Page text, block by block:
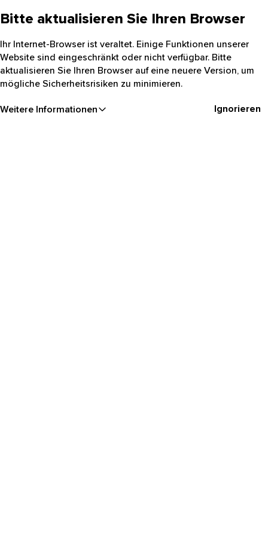
Bitte aktualisieren Sie Ihren Browser
Ihr Internet-Browser ist veraltet. Einige Funktionen unserer
Website sind eingeschränkt oder nicht verfügbar. Bitte
aktualisieren Sie Ihren Browser auf eine neuere Version, um
mögliche Sicherheitsrisiken zu minimieren.
Weitere Informationen Ignorieren